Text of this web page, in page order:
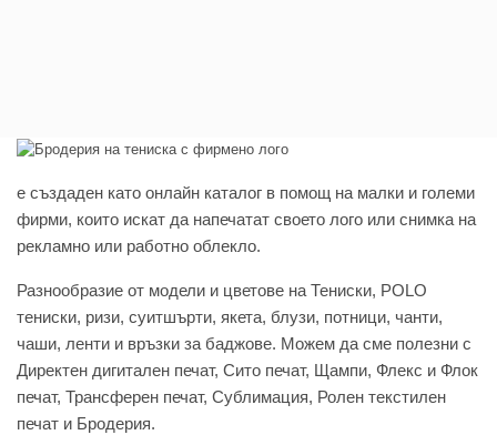
e създаден като онлайн каталог в помощ на малки и големи
фирми, които искат да напечатат своето лого или снимка на
рекламно или работно облекло.
Разнообразие от модели и цветове на Тениски, POLO
тениски, ризи, суитшърти, якета, блузи, потници, чанти,
чаши, ленти и връзки за баджове. Можем да сме полезни с
Директен дигитален печат, Сито печат, Щампи, Флекс и Флок
печат, Трансферен печат, Сублимация, Ролен текстилен
печат и Бродерия.